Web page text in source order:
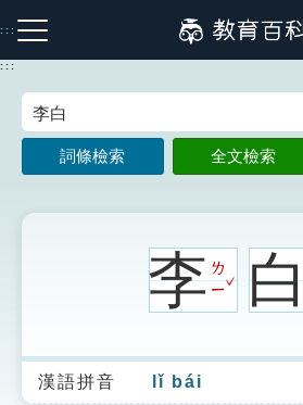
到
主
:::
注音索引圖示 筆畫索引圖示
生字詞彙表
:::
詞條檢索 全文檢索
李ㄌ
ㄧ
ˇ
漢語拼音 lǐ bái